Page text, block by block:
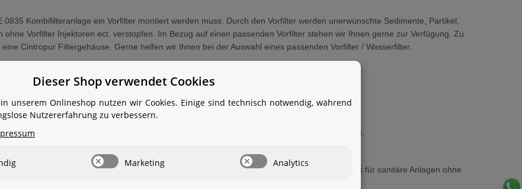
Kombifilteranlage ein Vorfilter montiert werden muss. Durch den Vorfilter werden unerwünschte Sedimente, Partikel,
Vorfilter Injektoren ect. verstopfen. Im Bezug auf einen passenden Vorfilter stehen wir Ihnen gerne zur Verfügung. Zu
Cintropur Filtergehäuse. Gerne helfen wir Ihnen bei der Auswahl eines passenden Vorfilter / Wasserfilter.
die Vorteile
arbeitet nahezu unabhängig von der Beschaffenheit des Rohwassers.
gefüllt mit ECOMIX® sind einfach in der Handhabung und liefern immer das perfekte Ergebnis.
entfernt
hat einen besonders geringen Salzverbrauch.
Terrassenplatten und Gehwegen zurückbleiben. Nutzen Sie ihr Brunnenwasser bedenkenlos für sanitäre Anlagen ohne
Ihr WhatsApp-Kontakt zum
Hallo und herzlich willkommen
Ihnen behilflich sein?
Dieser Shop verwendet Cookies
unserem Onlineshop nutzen wir Cookies. Einige sind technisch notwendig, während
Nutzererfahrung zu verbessern.
Marketing Analytics